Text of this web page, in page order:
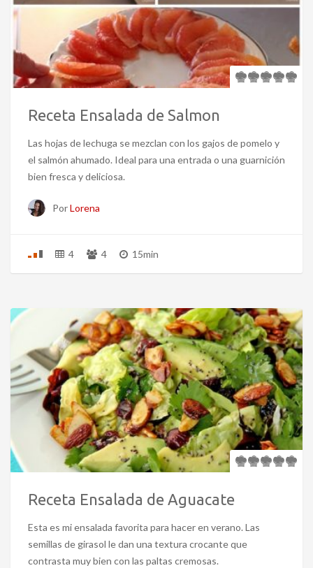
Receta Ensalada de Salmon
Las hojas de lechuga se mezclan con los gajos de pomelo y
el salmón ahumado. Ideal para una entrada o una guarnición
bien fresca y deliciosa.
PorLorena
4 4 15min
Receta Ensalada de Aguacate
Esta es mi ensalada favorita para hacer en verano. Las
semillas de girasol le dan una textura crocante que
contrasta muy bien con las paltas cremosas.